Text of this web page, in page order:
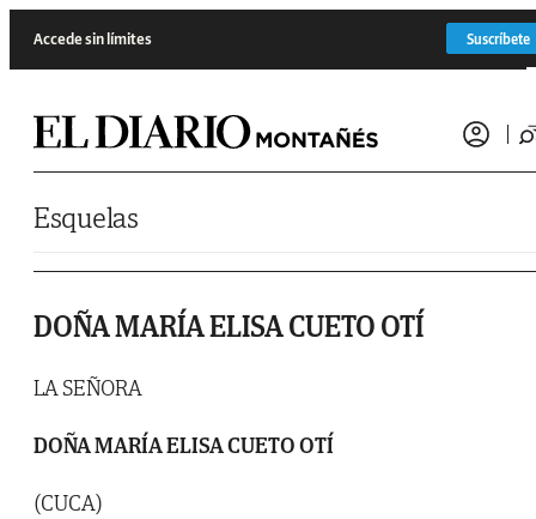
Accede sin límites Suscríbete
Esquelas
DOÑA MARÍA ELISA CUETO OTÍ
LA SEÑORA
DOÑA MARÍA ELISA CUETO OTÍ
(CUCA)